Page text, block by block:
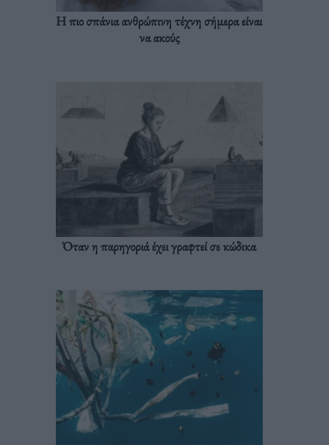
Η πιο σπάνια ανθρώπινη τέχνη σήμερα είναι
να ακούς
Όταν η παρηγοριά έχει γραφτεί σε κώδικα